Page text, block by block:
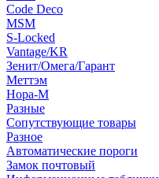
Code Deco
MSM
S-Locked
Vantage/KR
Зенит/Омега/Гарант
Меттэм
Нора-М
Разные
Сопутствующие товары
Разное
Автоматические пороги
Замок почтовый